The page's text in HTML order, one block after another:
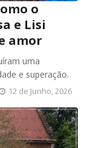
o
e Lisi
amor
uma
e superação.
12 de Junho, 2026